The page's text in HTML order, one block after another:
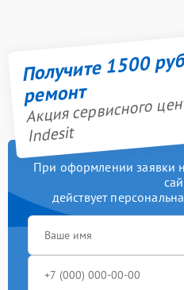
Получите 1500
ремонт
Акция сервисного
Indesit
При оформлении заявки
действует